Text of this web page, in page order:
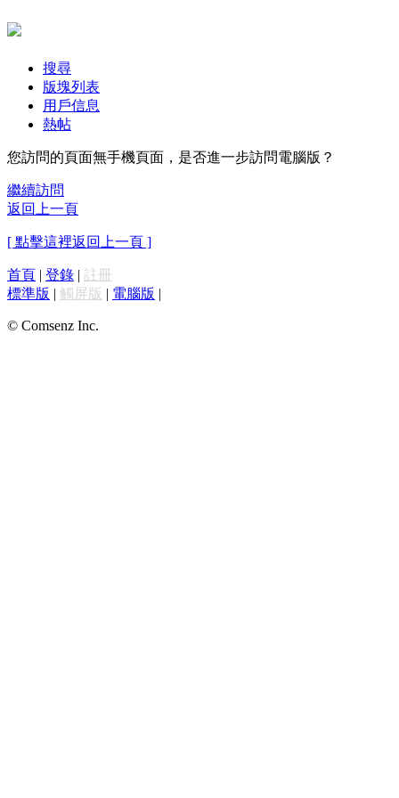
搜尋
版塊列表
用戶信息
熱帖
您訪問的頁面無手機頁面，是否進一步訪問電腦版？
繼續訪問
返回上一頁
[ 點擊這裡返回上一頁 ]
首頁 | 登錄 | 註冊
標準版 | 觸屏版 | 電腦版 |
© Comsenz Inc.